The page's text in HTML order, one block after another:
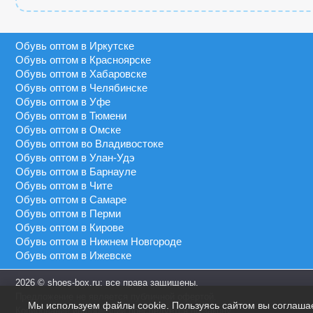
Обувь оптом в Иркутске
Обувь оптом в Красноярске
Обувь оптом в Хабаровске
Обувь оптом в Челябинске
Обувь оптом в Уфе
Обувь оптом в Тюмени
Обувь оптом в Омске
Обувь оптом во Владивостоке
Обувь оптом в Улан-Удэ
Обувь оптом в Барнауле
Обувь оптом в Чите
Обувь оптом в Самаре
Обувь оптом в Перми
Обувь оптом в Кирове
Обувь оптом в Нижнем Новгороде
Обувь оптом в Ижевске
2026 © shoes-box.ru: все права защищены.
Копирование информации преследуется по закону
Мы используем файлы cookie. Пользуясь сайтом вы